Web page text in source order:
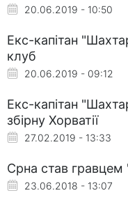
20.06.2019 - 10:50
Екс-капітан
клуб
20.06.2019 - 09:12
Екс-капітан
збірну Хорватії
27.02.2019 - 13:33
Срна став гравцем
23.06.2018 - 13:07